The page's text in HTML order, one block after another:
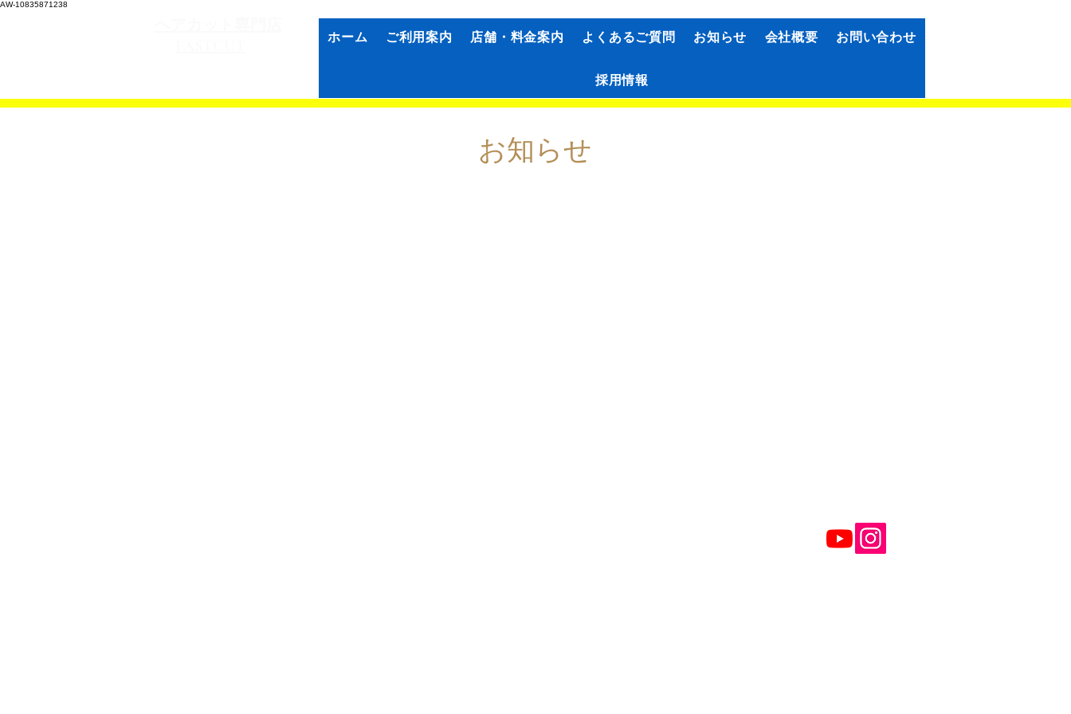
AW-10835871238
ホーム ご利用案内 店舗・料金案内 よくあるご質問 お知らせ 会社概要 お問い合わせ
採用情報
お知らせ